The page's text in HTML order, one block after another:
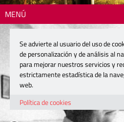
MENÚ
Se advierte al usuario del uso de
de personalización y de análisis al
para mejorar nuestros servicios y
estrictamente estadística de la
web.
Política de cookies